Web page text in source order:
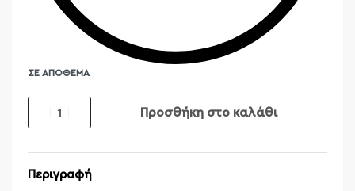
ΣΕ ΑΠΌΘΕΜΑ
Προσθήκη στο καλάθι
Περιγραφή